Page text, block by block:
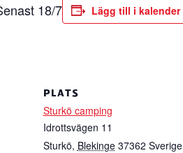
18/7
Lägg till i kalender
PLATS
Sturkö camping
Idrottsvägen 11
Sturkö, Blekinge 37362 Sverige